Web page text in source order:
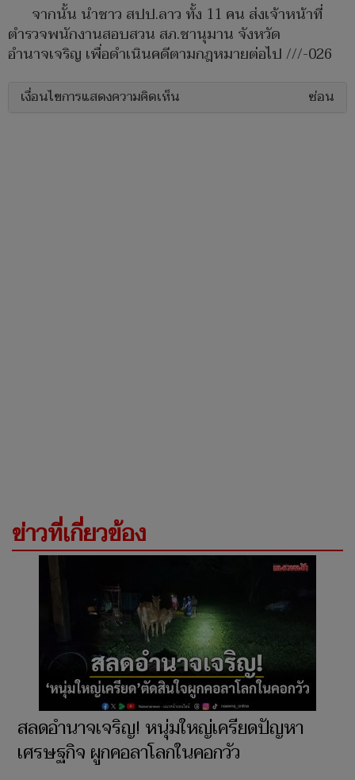
จากนั้น นำชาว สปป.ลาว ทั้ง 11 คน ส่งเจ้าหน้าที่
ตำรวจพนักงานสอบสวน สภ.ชานุมาน จังหวัด
อำนาจเจริญ เพื่อดำเนินคดีตามกฎหมายต่อไป ///-026
เงื่อนไขการแสดงความคิดเห็น ซ่อน
ข่าวที่เกี่ยวข้อง
สลดอำนาจเจริญ! หนุ่มใหญ่เครียดปัญหา
เศรษฐกิจ ผูกคอลาโลกในคอกวัว